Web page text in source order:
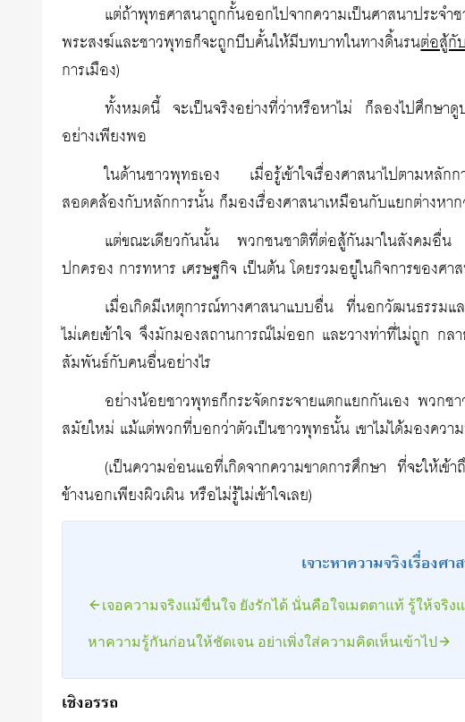
แต่ถ้าพุทธศาสนาถูกกั้นออกไปจากความเป็นศาสนาประ
พระสงฆ์และชาวพุทธก็จะถูกบีบคั้นให้มีบทบาทในทางดิ้นรนต่อสู้กั
การเมือง)
ทั้งหมดนี้ จะเป็นจริงอย่างที่ว่าหรือหาไม่ ก็ลองไปศึกษา
อย่างเพียงพอ
ในด้านชาวพุทธเอง เมื่อรู้เข้าใจเรื่องศาสนาไปตามห
สอดคล้องกับหลักการนั้น ก็มองเรื่องศาสนาเหมือนกับแยกต่างหา
แต่ขณะเดียวกันนั้น พวกชนชาติที่ต่อสู้กันมาในสังคมอื่
ปกครอง การทหาร เศรษฐกิจ เป็นต้น โดยรวมอยู่ในกิจการของศา
เมื่อเกิดมีเหตุการณ์ทางศาสนาแบบอื่น ที่นอกวัฒนธรรมแ
ไม่เคยเข้าใจ จึงมักมองสถานการณ์ไม่ออก และวางท่าที่ไม่ถูก กล
สัมพันธ์กับคนอื่นอย่างไร
อย่างน้อยชาวพุทธก็กระจัดกระจายแตกแยกกันเอง พวก
สมัยใหม่ แม้แต่พวกที่บอกว่าตัวเป็นชาวพุทธนั้น เขาไม่ได้มองควา
(เป็นความอ่อนแอที่เกิดจากความขาดการศึกษา ที่จะให้เข้
ข้างนอกเพียงผิวเผิน หรือไม่รู้ไม่เข้าใจเลย)
เจาะหาความจริงเรื่องศ
เจอความจริงแม้ขื่นใจ ยังรักได้ นั่นคือใจเมตตาแท้ รู้ให้จ
หาความรู้กันก่อนให้ชัดเจน อย่าเพิ่งใส่ความคิดเห็นเข้าไป
เชิงอรรถ